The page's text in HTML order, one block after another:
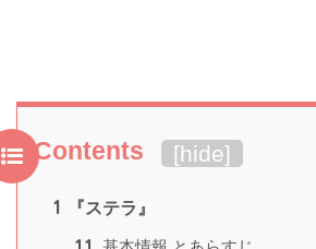
Contents [hide]
1 『ステラ』